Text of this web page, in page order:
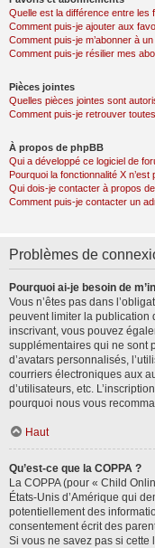
Quelle est la différence entre les
Comment puis-je ajouter aux
Comment puis-je m’abonner à
Comment puis-je résilier mes
Pièces jointes
Quelles pièces jointes sont
Comment puis-je retrouver
À propos de phpBB
Qui a développé ce logiciel de
Pourquoi la fonctionnalité X n’est
Qui dois-je contacter à propos
Comment puis-je contacter un
Problèmes de
Pourquoi ai-je besoin de
Vous n’êtes pas dans
peuvent limiter la publication
inscrivant, vous pouvez
supplémentaires qui ne sont
d’avatars personnalisés,
courriers électroniques aux
d’utilisateurs, etc.
pourquoi nous vous
Haut
Qu’est-ce que la COPPA ?
La COPPA (pour « Child
États-Unis d’Amérique qui
potentiellement des
consentement écrit des
Si vous ne savez pas si cette